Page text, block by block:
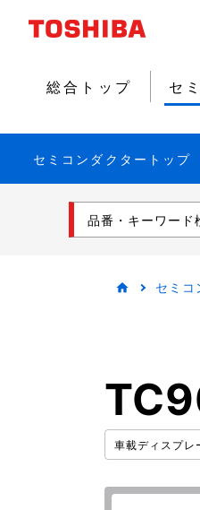
総合トップ セ
セミコンダクタートップ
品番・キーワード
セミコ
車載ディスプレ